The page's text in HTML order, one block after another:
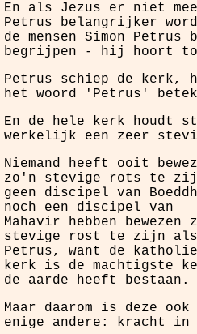
En als Jezus er niet
Petrus belangrijker
de mensen Simon Petrus
begrijpen - hij hoort
Petrus schiep de kerk,
het woord 'Petrus'
En de hele kerk houdt
werkelijk een zeer
Niemand heeft ooit
zo'n stevige rots te
geen discipel van
noch een discipel van
Mahavir hebben bewezen
stevige rost te zijn als
Petrus, want de
kerk is de machtigste
de aarde heeft bestaan.
Maar daarom is deze
enige andere: kracht in